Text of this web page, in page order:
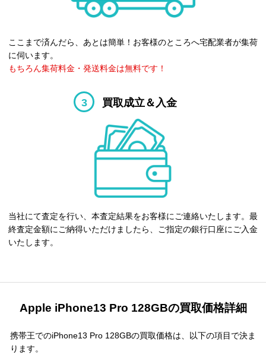
ここまで済んだら、あとは簡単！お客様のところへ宅配業者が集荷
に伺います。
もちろん集荷料金・発送料金は無料です！
3 買取成立＆入金
当社にて査定を行い、本査定結果をお客様にご連絡いたします。最
終査定金額にご納得いただけましたら、ご指定の銀行口座にご入金
いたします。
Apple iPhone13 Pro 128GBの買取価格詳細
携帯王でのiPhone13 Pro 128GBの買取価格は、以下の項目で決ま
ります。